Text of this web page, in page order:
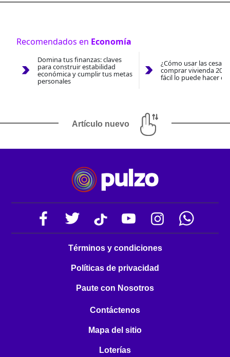
Recomendados en Economía
Domina tus finanzas: claves
para construir estabilidad
económica y cumplir tus metas
personales
¿Cómo usar las
comprar vivienda
fácil lo puede hacer
Artículo nuevo
Términos y condiciones
Políticas de privacidad
Paute con Nosotros
Contáctenos
Mapa del sitio
Loterías